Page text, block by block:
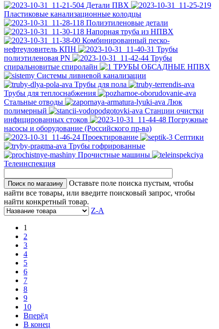
Детали ПВХ
Пластиковые канализационные колодцы
Полиэтиленовые детали
Напорная труба из НПВХ
Комбинированный песко-
нефтеуловитель КПН
Трубы
полиэтиленовая PN
Трубы
спиральновитые спиролайн
ТРУБЫ ОБСАДНЫЕ НПВХ
Системы ливневой канализации
Трубы для пола
Трубы для теплоснабжения
Стальные отводы
Люк
полимерный
Станции очистки
инфицированных стоков
Погружные
насосы и оборудование (Российского пр-ва)
Проектирование
Септики
Трубы гофрированные
Прочистные машины
Телеинспекция
Оставьте поле поиска пустым, чтобы
найти все товары, или введите поисковый запрос, чтобы
найти конкретный товар.
Z-A
1
2
3
4
5
6
7
8
9
10
Вперёд
В конец